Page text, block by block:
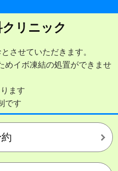
リニック
させていただきます。
めイボ凍結の処置ができませ
ます
です